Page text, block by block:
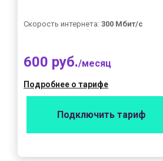
Скорость интернета: 300 Мбит/с
600 руб./месяц
Подробнее о тарифе
Подключить тариф